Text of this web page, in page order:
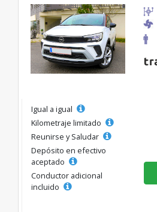
Igual a igual
Kilometraje limitado
Reunirse y Saludar
Depósito en efectivo
aceptado
Conductor adicional
incluido